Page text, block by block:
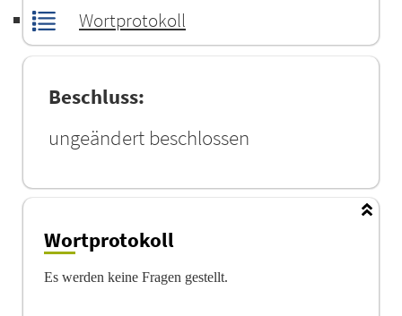
Wortprotokoll
Beschluss:
ungeändert beschlossen
Wortprotokoll
Es werden keine Fragen gestellt.